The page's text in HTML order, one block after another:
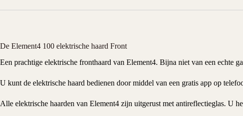
De Element4 100 elektrische haard Front
Een prachtige elektrische fronthaard van Element4. Bijna niet van een echte
U kunt de elektrische haard bedienen door middel van een gratis app op
Alle elektrische haarden van Element4 zijn uitgerust met antireflectieglas. U